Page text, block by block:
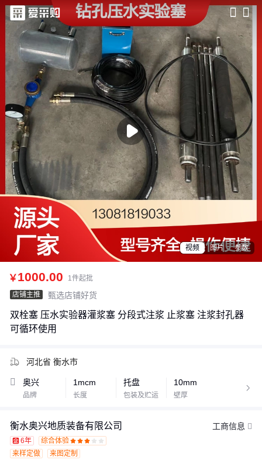
滑动查看更多详情

视频 图片 参数
￥1000.00
1件起批
店铺主推
甄选店铺好货
双栓塞 压水实验器灌浆塞 分段式注浆 止浆塞 注浆封孔器
可循环使用
河北省 衡水市
奥兴
品牌
1mcm
长度
托盘
包装及贮运
10mm
壁厚

衡水奥兴地质装备有限公司 工商信息
6年 综合体验     
  
来样定做 来图定制